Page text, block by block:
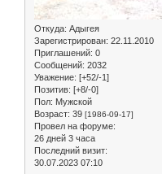
Откуда: Адыгея
Зарегистрирован: 22.11.2010
Приглашений: 0
Сообщений: 2032
Уважение: [+52/-1]
Позитив: [+8/-0]
Пол: Мужской
Возраст: 39 [1986-09-17]
Провел на форуме:
26 дней 3 часа
Последний визит:
30.07.2023 07:10